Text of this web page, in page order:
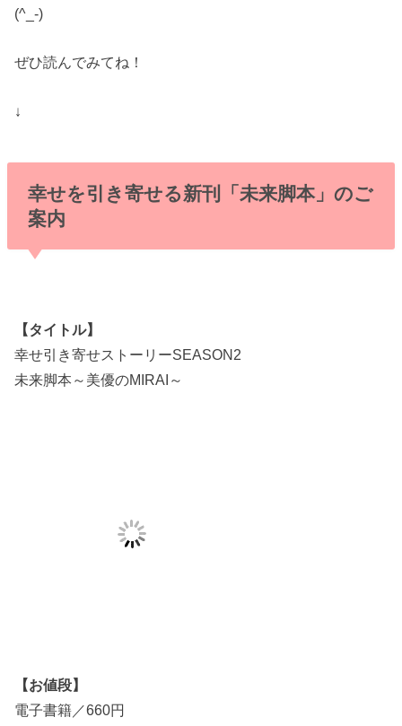
(^_-)
ぜひ読んでみてね！
↓
幸せを引き寄せる新刊「未来脚本」のご
案内
【タイトル】
幸せ引き寄せストーリーSEASON2
未来脚本～美優のMIRAI～
【お値段】
電子書籍／660円